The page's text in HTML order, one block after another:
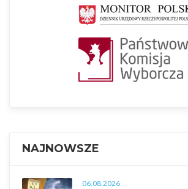
NAJNOWSZE
06.08.2026